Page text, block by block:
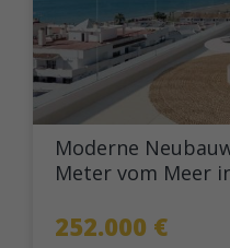
Moderne
Meter vom Meer
252.000 €